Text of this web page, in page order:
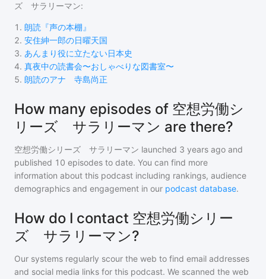
ズ サラリーマン:
1 . 朗読『声の本棚』
2. 安住紳一郎の日曜天国
3. あんまり役に立たない日本史
4. 真夜中の読書会〜おしゃべりな図書室〜
5. 朗読のアナ 寺島尚正
How many episodes of 空想労働シ
リーズ サラリーマン are there?
空想労働シリーズ サラリーマン launched 3 years ago and
published 10 episodes to date. You can find more
information about this podcast including rankings, audience
demographics and engagement in our podcast database.
How do I contact 空想労働シリー
ズ サラリーマン?
Our systems regularly scour the web to find email addresses
and social media links for this podcast. We scanned the web